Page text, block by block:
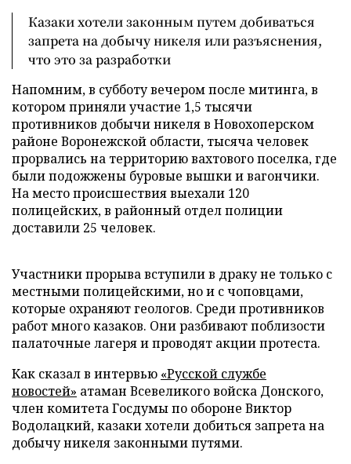
Казаки хотели законным путем добиваться
запрета на добычу никеля или разъяснения,
что это за разработки
Напомним, в субботу вечером после митинга, в
котором приняли участие 1,5 тысячи
противников добычи никеля в Новохоперском
районе Воронежской области, тысяча человек
прорвались на территорию вахтового поселка, где
были подожжены буровые вышки и вагончики.
На место происшествия выехали 120
полицейских, в районный отдел полиции
доставили 25 человек.
Участники прорыва вступили в драку не только с
местными полицейскими, но и с чоповцами,
которые охраняют геологов. Среди противников
работ много казаков. Они разбивают поблизости
палаточные лагеря и проводят акции протеста.
Как сказал в интервью «Русской службе
новостей» атаман Всевеликого войска Донского,
член комитета Госдумы по обороне Виктор
Водолацкий, казаки хотели добиться запрета на
добычу никеля законными путями.